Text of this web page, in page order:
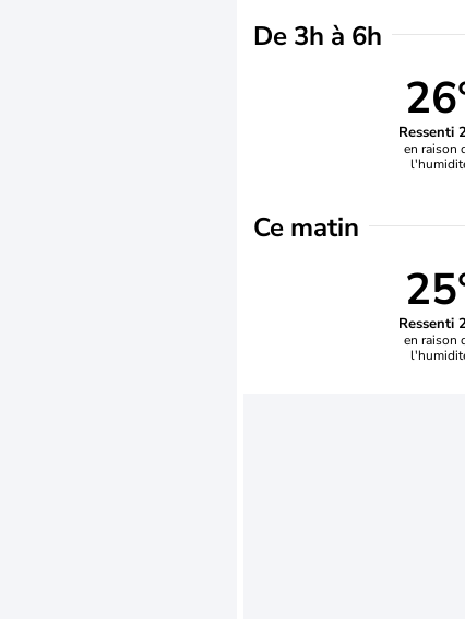
De 3h à 6h
Ressenti
en raison
Ce matin
Ressenti
en raison